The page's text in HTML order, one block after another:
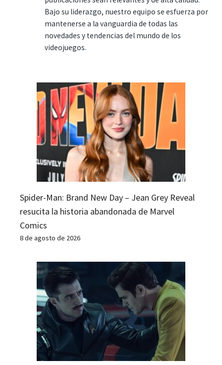
Bajo su liderazgo, nuestro equipo se esfuerza por
mantenerse a la vanguardia de todas las
novedades y tendencias del mundo de los
videojuegos.
Spider-Man: Brand New Day – Jean Grey Reveal
resucita la historia abandonada de Marvel
Comics
8 de agosto de 2026